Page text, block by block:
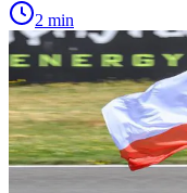
2 min